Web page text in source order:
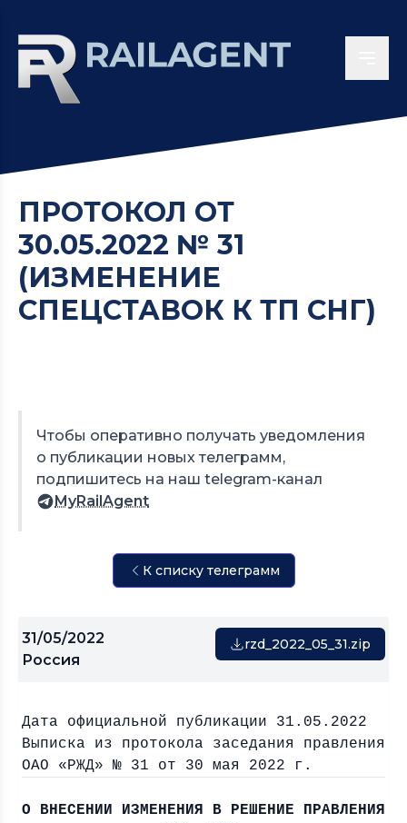
ПРОТОКОЛ ОТ
30.05.2022 № 31
(ИЗМЕНЕНИЕ
СПЕЦСТАВОК К ТП СНГ)
Чтобы оперативно получать уведомления
о публикации новых телеграмм,
подпишитесь на наш telegram-канал
MyRailAgent
К списку телеграмм
31/05/2022
Россия
rzd_2022_05_31.zip
Дата официальной публикации 31.05.2022
Выписка из протокола заседания правления
ОАО «РЖД» № 31 от 30 мая 2022 г .
О ВНЕСЕНИИ ИЗМЕНЕНИЯ В РЕШЕНИЕ ПРАВЛЕНИЯ